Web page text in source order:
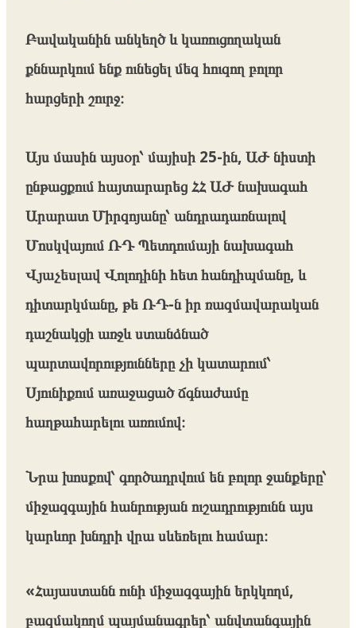
Բավականին անկեղծ և կառուցողական
քննարկում ենք ունեցել մեզ հուզող բոլոր
հարցերի շուրջ։
Այս մասին այսօր՝ մայիսի 25-ին, ԱԺ նիստի
ընթացքում հայտարարեց ՀՀ ԱԺ նախագահ
Արարատ Միրզոյանը՝ անդրադառնալով
Մոսկվայում ՌԴ Պետդումայի նախագահ
Վյաչեսլավ Վոլոդինի հետ հանդիպմանը, և
դիտարկմանը, թե ՌԴ-ն իր ռազմավարական
դաշնակցի առջև ստանձնած
պարտավորությունները չի կատարում՝
Սյունիքում առաջացած ճգնաժամը
հաղթահարելու առումով։
Նրա խոսքով՝ գործադրվում են բոլոր ջանքերը՝
միջազգային հանրության ուշադրությունն այս
կարևոր խնդրի վրա սևեռելու համար։
«Հայաստանն ունի միջազգային երկկողմ,
բազմակողմ պայմանագրեր՝ անվտանգային